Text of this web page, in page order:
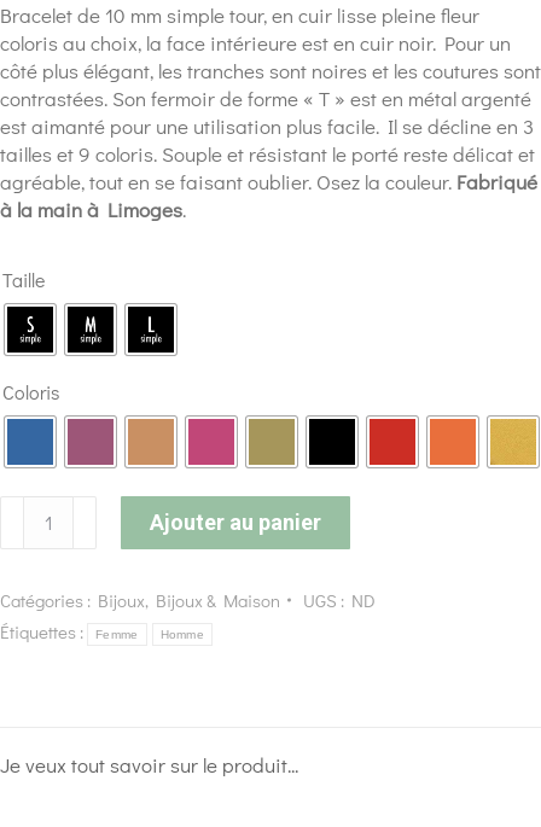
Bracelet de 10 mm simple tour, en cuir lisse pleine fleur
coloris au choix, la face intérieure est en cuir noir. Pour un
côté plus élégant, les tranches sont noires et les coutures sont
contrastées. Son fermoir de forme « T » est en métal argenté
est aimanté pour une utilisation plus facile. Il se décline en 3
tailles et 9 coloris. Souple et résistant le porté reste délicat et
agréable, tout en se faisant oublier. Osez la couleur. Fabriqué
à la main à Limoges.
Taille
Coloris
Ajouter au panier
Catégories : Bijoux, Bijoux & Maison UGS : ND
Étiquettes :
Femme Homme
Je veux tout savoir sur le produit...